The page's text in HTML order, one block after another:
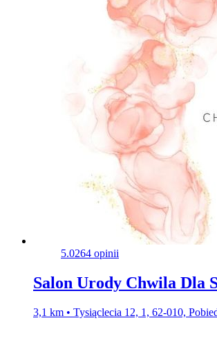
5.0264 opinii
Salon Urody Chwila Dla
3,1 km • Tysiąclecia 12, 1, 62-010,